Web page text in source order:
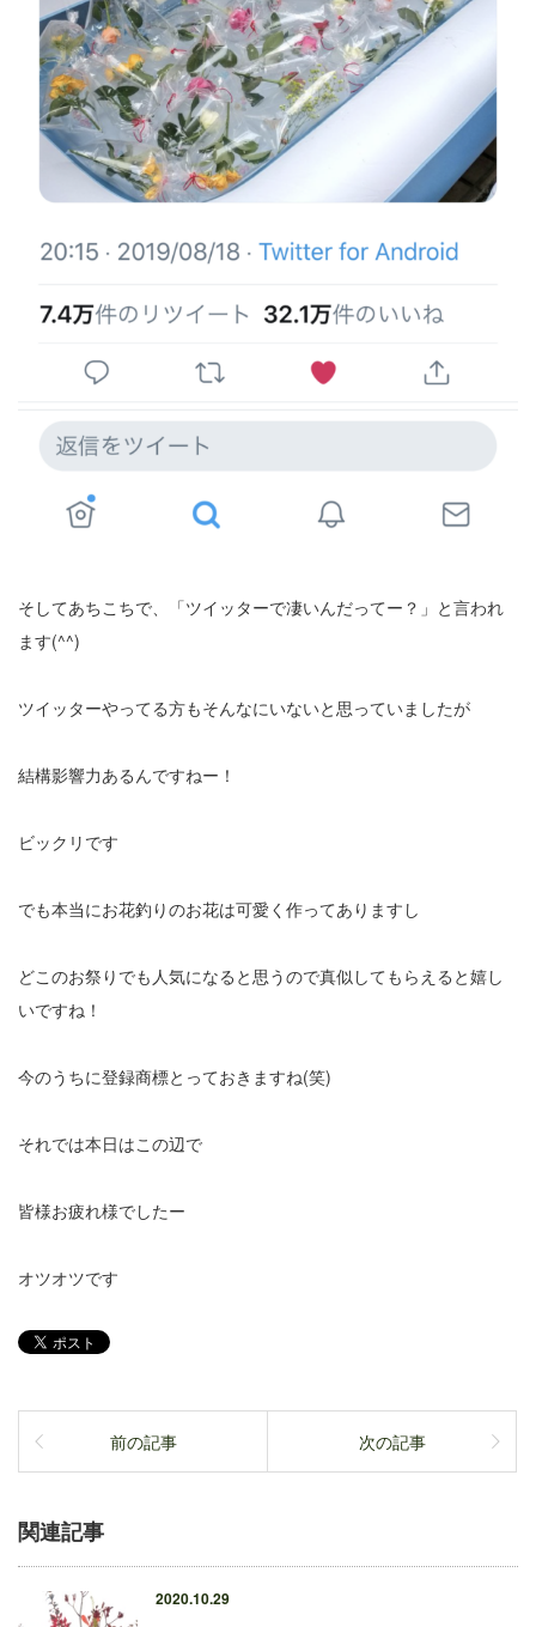
そしてあちこちで、「ツイッターで凄いんだってー？」と言われ
ます(^^)
ツイッターやってる方もそんなにいないと思っていましたが
結構影響力あるんですねー！
ビックリです
でも本当にお花釣りのお花は可愛く作ってありますし
どこのお祭りでも人気になると思うので真似してもらえると嬉し
いですね！
今のうちに登録商標とっておきますね(笑)
それでは本日はこの辺で
皆様お疲れ様でしたー
オツオツです
前の記事 次の記事
関連記事
2020.10.29